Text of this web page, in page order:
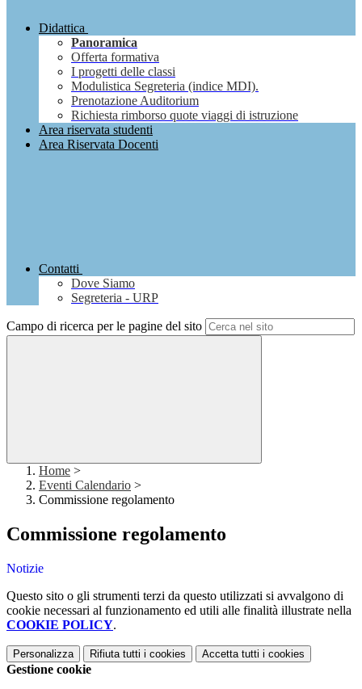
Didattica
Panoramica
Offerta formativa
I progetti delle classi
Modulistica Segreteria (indice MDI).
Prenotazione Auditorium
Richiesta rimborso quote viaggi di istruzione
Area riservata studenti
Area Riservata Docenti
Contatti
Dove Siamo
Segreteria - URP
Campo di ricerca per le pagine del sito
Home >
Eventi Calendario >
Commissione regolamento
Commissione regolamento
Notizie
Questo sito o gli strumenti terzi da questo utilizzati si avvalgono di
cookie necessari al funzionamento ed utili alle finalità illustrate nella
COOKIE POLICY.
Personalizza Rifiuta tutti i cookies Accetta tutti i cookies
Gestione cookie